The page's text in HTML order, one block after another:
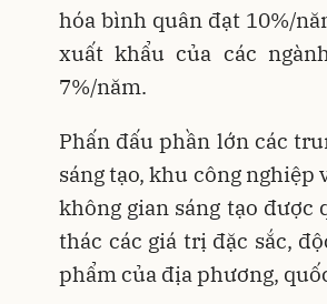
hóa bình quân đạt 10%/
xuất khẩu của các
7%/năm.
Phấn đấu phần lớn các
sáng tạo, khu công
không gian sáng tạo được
thác các giá trị đặc sắc,
phẩm của địa phương,